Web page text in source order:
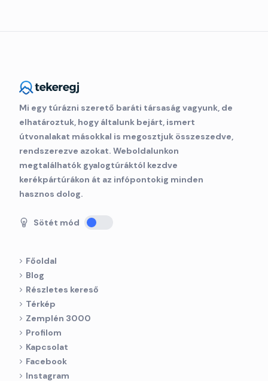
Mi egy túrázni szerető baráti társaság vagyunk, de
elhatároztuk, hogy általunk bejárt, ismert
útvonalakat másokkal is megosztjuk összeszedve,
rendszerezve azokat. Weboldalunkon
megtalálhatók gyalogtúráktól kezdve
kerékpártúrákon át az infópontokig minden
hasznos dolog.
Sötét mód
Főoldal
Blog
Részletes kereső
Térkép
Zemplén 3000
Profilom
Kapcsolat
Facebook
Instagram